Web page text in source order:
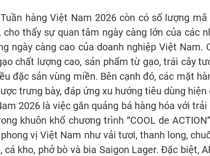
hàng Việt Nam 2026 còn có số lượng
thấy sự quan tâm ngày càng lớn của các
ngày càng cao của doanh nghiệp Việt Nam.
chất lượng cao, sản phẩm từ gạo, trái cây
đặc sản vùng miền. Bên cạnh đó, các mặt
trưng bày, đáp ứng xu hướng tiêu dùng hiện
2026 là việc gắn quảng bá hàng hóa với
khuôn khổ chương trình “COOL de
vị Việt Nam như vải tươi, thanh long,
kho, phở bò và bia Saigon Lager. Đặc biệt,